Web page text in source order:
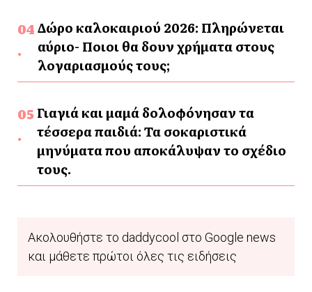
Δώρο καλοκαιριού 2026: Πληρώνεται
αύριο- Ποιοι θα δουν χρήματα στους
λογαριασμούς τους;
Γιαγιά και μαμά δολοφόνησαν τα
τέσσερα παιδιά: Τα σοκαριστικά
μηνύματα που αποκάλυψαν το σχέδιο
τους.
Ακολουθήστε το daddycool στο Google news
και μάθετε πρώτοι όλες τις ειδήσεις